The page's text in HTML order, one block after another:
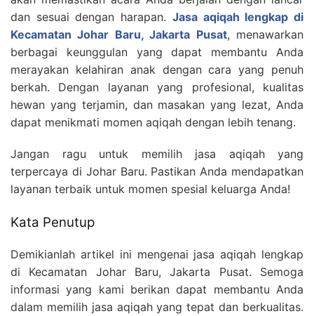
dan sesuai dengan harapan. Jasa aqiqah lengkap di
Kecamatan Johar Baru, Jakarta Pusat, menawarkan
berbagai keunggulan yang dapat membantu Anda
merayakan kelahiran anak dengan cara yang penuh
berkah. Dengan layanan yang profesional, kualitas
hewan yang terjamin, dan masakan yang lezat, Anda
dapat menikmati momen aqiqah dengan lebih tenang.
Jangan ragu untuk memilih jasa aqiqah yang
terpercaya di Johar Baru. Pastikan Anda mendapatkan
layanan terbaik untuk momen spesial keluarga Anda!
Kata Penutup
Demikianlah artikel ini mengenai jasa aqiqah lengkap
di Kecamatan Johar Baru, Jakarta Pusat. Semoga
informasi yang kami berikan dapat membantu Anda
dalam memilih jasa aqiqah yang tepat dan berkualitas.